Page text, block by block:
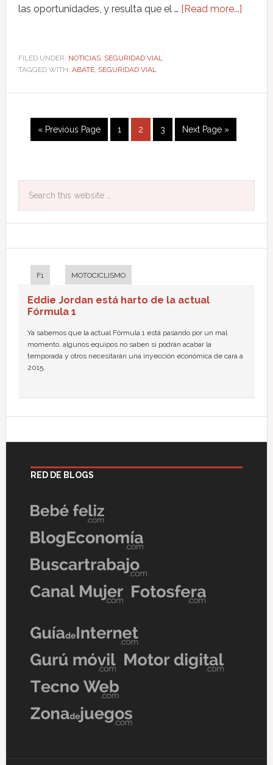
las oportunidades, y resulta que el … [Read more...]
FILED UNDER: NOTICIAS, SEGURIDAD VIAL
TAGGED WITH: ABATE, SEGURIDAD VIAL
« Previous Page 1 2 3 Next Page »
F1 MOTOCICLISMO
Eddie Jordan está harto de la actual
Fórmula 1
Ya sabemos que la actual Fórmula 1 está pasando por un mal
momento, algunos equipos no saben si podrán acabar la
temporada y otros necesitarán una inyección económica de cara a
2015.
RED DE BLOGS